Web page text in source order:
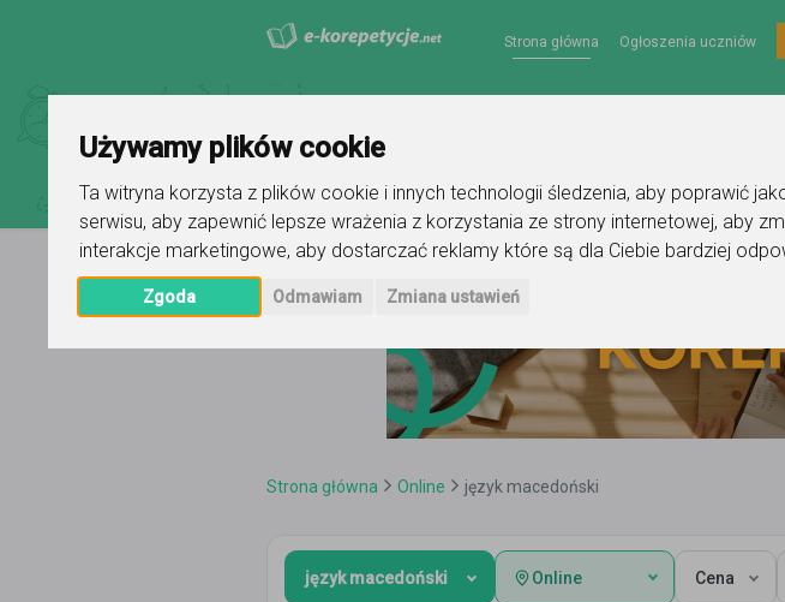
Używamy plików cookie
Ta witryna korzysta z plików cookie i innych technologii śledzenia, aby poprawić
serwisu, aby zapewnić lepsze wrażenia z korzystania ze strony internetowej, aby
interakcje marketingowe, aby dostarczać reklamy które są dla Ciebie bardziej
Zgoda Odmawiam Zmiana ustawień
Strona główna Ogłoszenia uczniów
Strona główna Online język macedoński
język macedoński Online Cena